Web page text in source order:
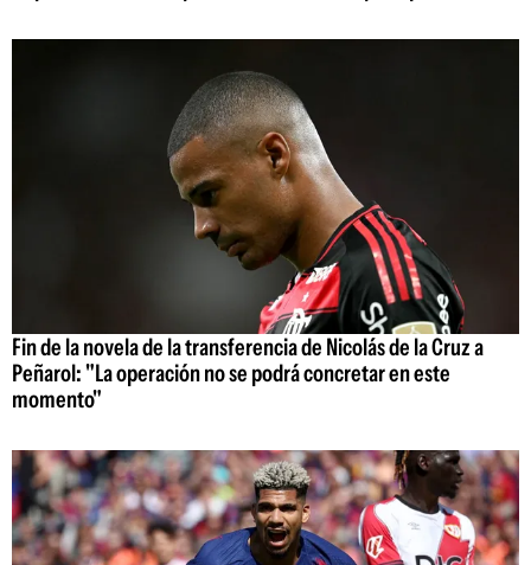
Fin de la novela de la transferencia de Nicolás de la Cruz a
Peñarol: "La operación no se podrá concretar en este
momento"